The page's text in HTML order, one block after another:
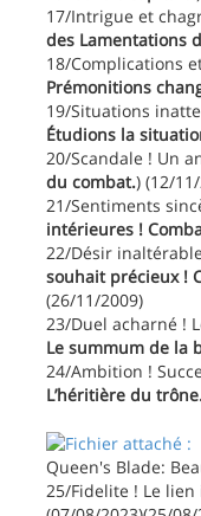
17/Intrigue et
des Lamentations
18/Complications
Prémonitions
19/Situations
Étudions la
20/Scandale ! Un
du combat.) (12/
21/Sentiments
intérieures !
22/Désir
souhait précieux !
(26/11/2009)
23/Duel acharné !
Le summum de la
24/Ambition !
L’héritière du
Queen's Blade:
25/Fidelite ! Le